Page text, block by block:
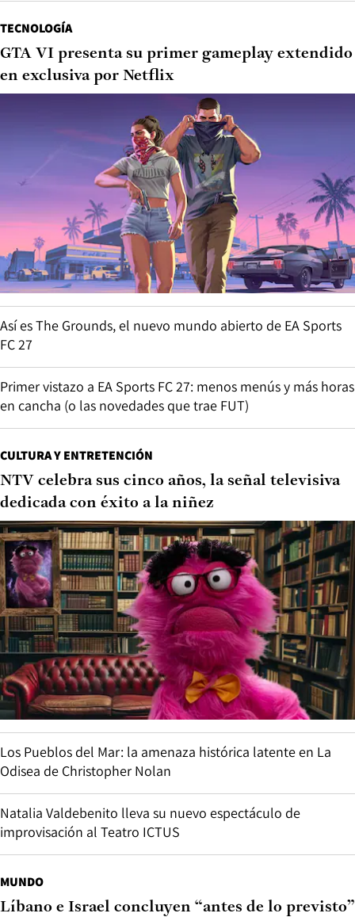
TECNOLOGÍA
GTA VI presenta su primer gameplay extendido
en exclusiva por Netflix
Así es The Grounds, el nuevo mundo abierto de EA Sports
FC 27
Primer vistazo a EA Sports FC 27: menos menús y más horas
en cancha (o las novedades que trae FUT)
CULTURA Y ENTRETENCIÓN
NTV celebra sus cinco años, la señal televisiva
dedicada con éxito a la niñez
Los Pueblos del Mar: la amenaza histórica latente en La
Odisea de Christopher Nolan
Natalia Valdebenito lleva su nuevo espectáculo de
improvisación al Teatro ICTUS
MUNDO
Líbano e Israel concluyen “antes de lo previsto”